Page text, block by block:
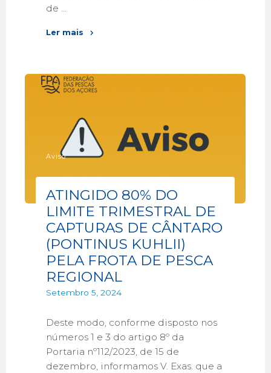
de …
Ler mais
Aviso
ATINGIDO 80% DO
LIMITE TRIMESTRAL DE
CAPTURAS DE CÂNTARO
(PONTINUS KUHLII)
PELA FROTA DE PESCA
REGIONAL
Setembro 5, 2024
Deste modo, conforme disposto nos
números 1 e 3 do artigo 8º da
Portaria nº112/2023, de 15 de
dezembro, informamos V. Exas. que a